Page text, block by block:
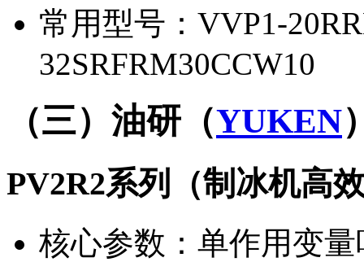
常用型号：VVP1-
32SRFRM30CCW10
（三）油研（YUKEN
PV2R2系列（制冰机高
核心参数：单作用变